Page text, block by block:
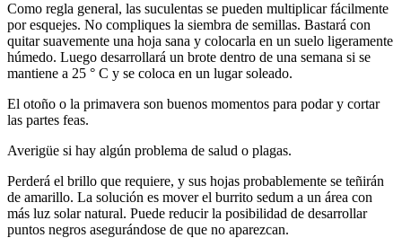
Como regla general, las suculentas se pueden multiplicar fácilmente
por esquejes. No compliques la siembra de semillas. Bastará con
quitar suavemente una hoja sana y colocarla en un suelo ligeramente
húmedo. Luego desarrollará un brote dentro de una semana si se
mantiene a 25 ° C y se coloca en un lugar soleado.
El otoño o la primavera son buenos momentos para podar y cortar
las partes feas.
Averigüe si hay algún problema de salud o plagas.
Perderá el brillo que requiere, y sus hojas probablemente se teñirán
de amarillo. La solución es mover el burrito sedum a un área con
más luz solar natural. Puede reducir la posibilidad de desarrollar
puntos negros asegurándose de que no aparezcan.